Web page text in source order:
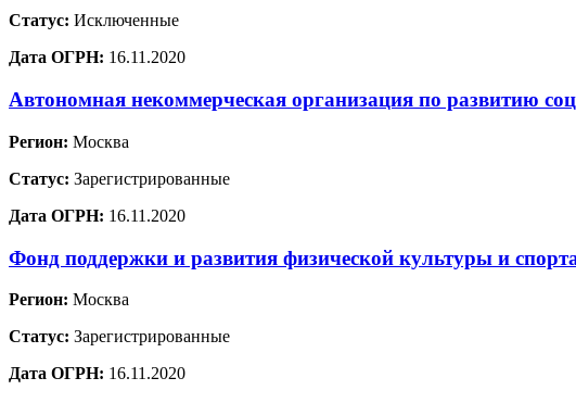
Статус: Исключенные
Дата ОГРН: 16.11.2020
Автономная некоммерческая организация по развитию
Регион: Москва
Статус: Зарегистрированные
Дата ОГРН: 16.11.2020
Фонд поддержки и развития физической культуры и
Регион: Москва
Статус: Зарегистрированные
Дата ОГРН: 16.11.2020